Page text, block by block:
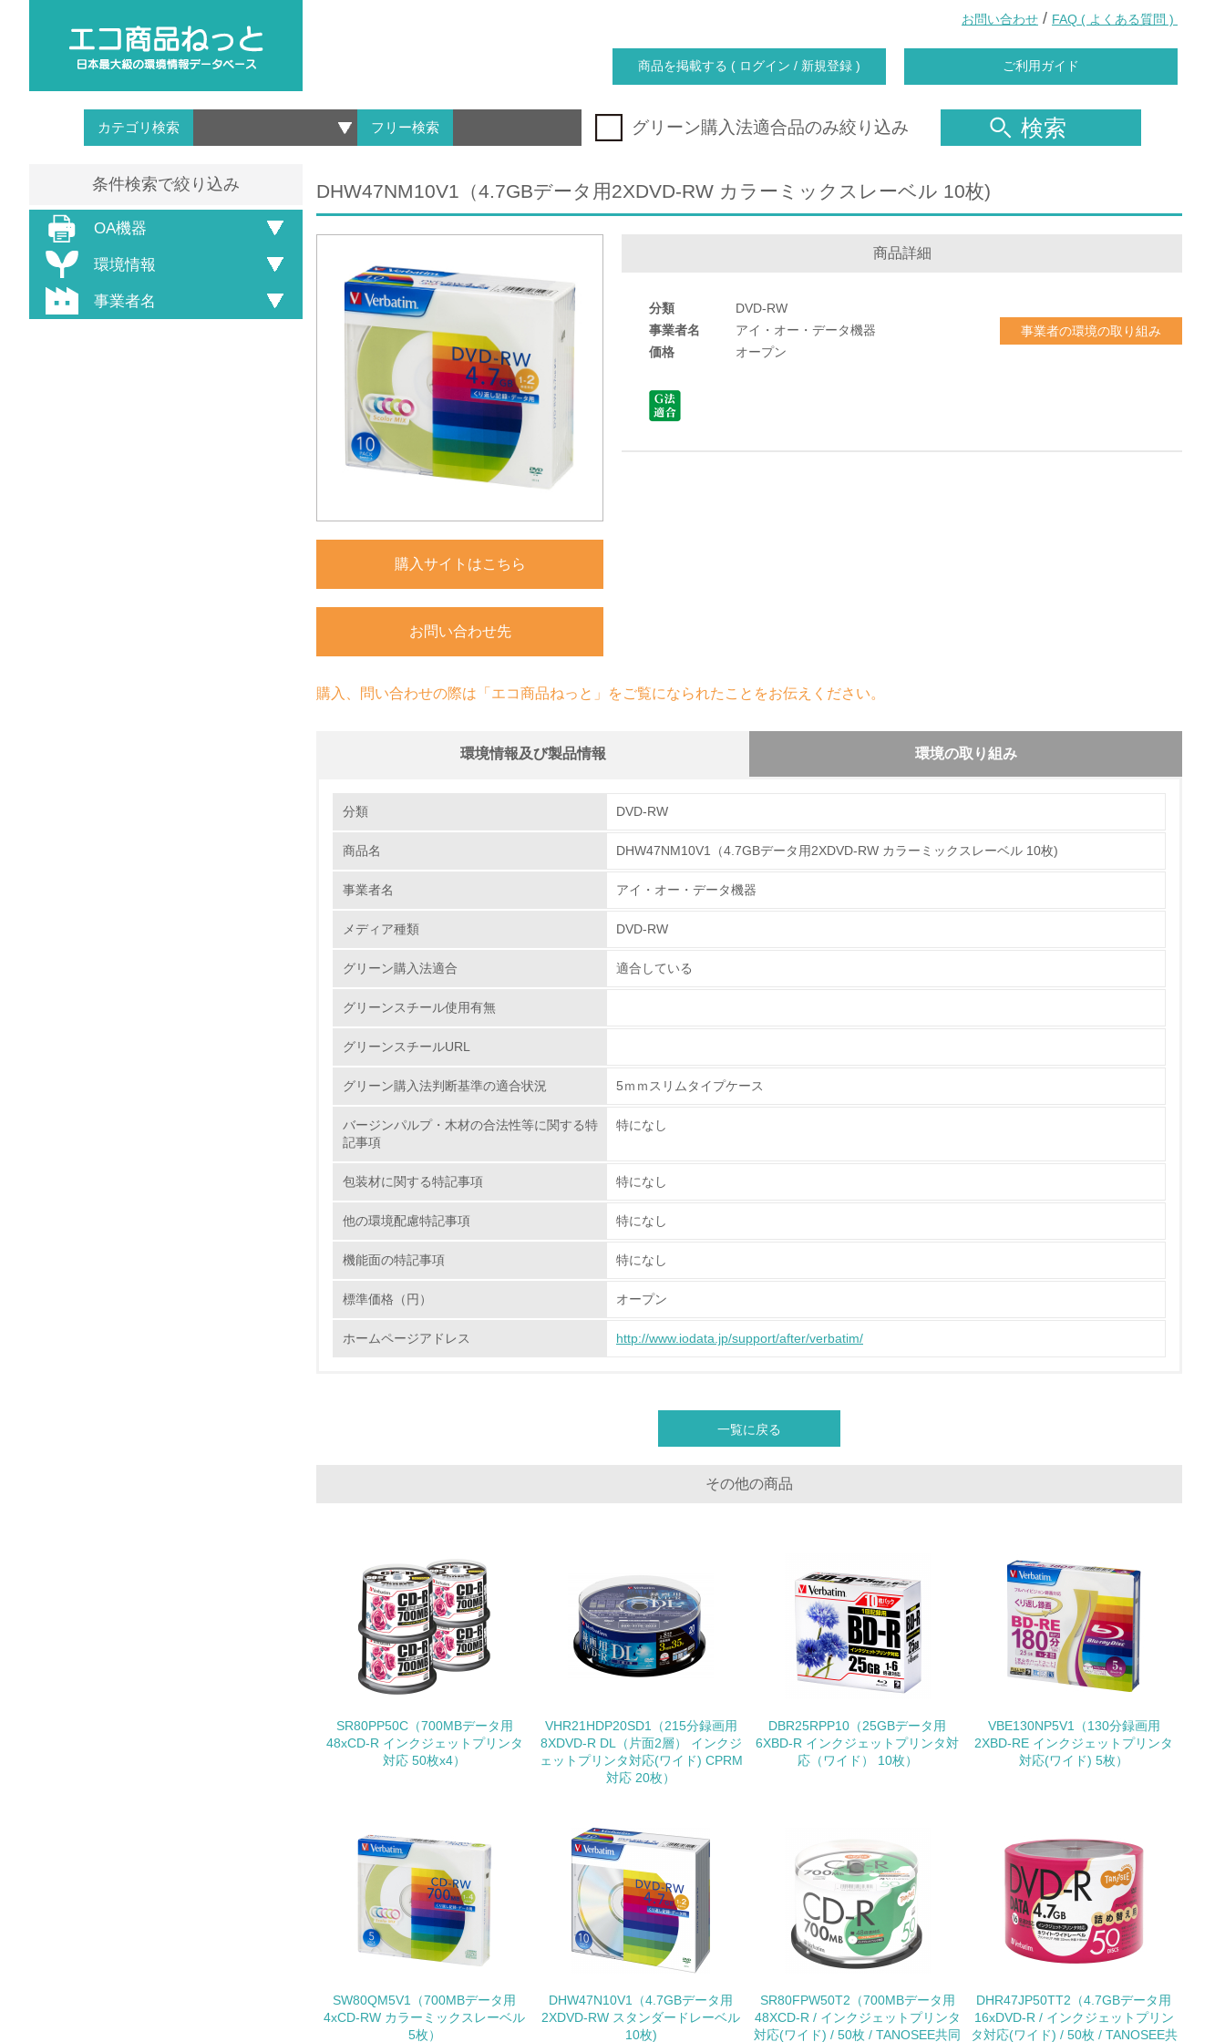
お問い合わせ / FAQ ( よくある質問 )
商品を掲載する ( ログイン / 新規登録 ) ご利用ガイド
カテゴリ検索 フリー検索 グリーン購入法適合品のみ絞り込み 検索
条件検索で絞り込み
OA機器
環境情報
事業者名
DHW47NM10V1（4.7GBデータ用2XDVD-RW カラーミックスレーベル 10枚)
購入サイトはこちら
お問い合わせ先
商品詳細
分類
DVD-RW
事業者名
アイ・オー・データ機器
価格
オープン
事業者の環境の取り組み
購入、問い合わせの際は「エコ商品ねっと」をご覧になられたことをお伝えください。
環境情報及び製品情報 環境の取り組み
1.環境取り組み体制
No. チェック項目
8. 第三者認証を取得している
チェック項目
資源・エネルギー
10. <L2> 資源とエネルギーの使用量の把握をし、具体的な削減目標や計画を立てている
環境配慮型製品・サービスの製造・販売
11. <L1> 環境配慮型製品・サービスの製造・販売を積極的に行っている
グリーン購入
14. <L2> 購入している製品・サービスの量と種類を把握し、具体的な目標や計画を立てている
非該当（包装・物流を必要とする業務を行っていない）
16. <L2> 環境負荷ができるだけ小さい物流を行っている
分類 DVD-RW
商品名 DHW47NM10V1（4.7GBデータ用2XDVD-RW カラーミックスレーベル 10枚)
事業者名 アイ・オー・データ機器
メディア種類 DVD-RW
グリーン購入法適合 適合している
グリーンスチール使用有無
グリーンスチールURL
グリーン購入法判断基準の適合状況 5ｍｍスリムタイプケース
バージンパルプ・木材の合法性等に関する特
記事項
特になし
包装材に関する特記事項 特になし
他の環境配慮特記事項 特になし
機能面の特記事項 特になし
標準価格（円） オープン
ホームページアドレス http://www.iodata.jp/support/after/verbatim/
一覧に戻る
その他の商品
SR80PP50C（700MBデータ用
48xCD-R インクジェットプリンタ
対応 50枚x4）
VHR21HDP20SD1（215分録画用
8XDVD-R DL（片面2層） インクジ
ェットプリンタ対応(ワイド) CPRM
対応 20枚）
DBR25RPP10（25GBデータ用
6XBD-R インクジェットプリンタ対
応（ワイド） 10枚）
VBE130NP5V1（130分録画用
2XBD-RE インクジェットプリンタ
対応(ワイド) 5枚）
SW80QM5V1（700MBデータ用
4xCD-RW カラーミックスレーベル
5枚）
DHW47N10V1（4.7GBデータ用
2XDVD-RW スタンダードレーベル
10枚)
SR80FPW50T2（700MBデータ用
48XCD-R / インクジェットプリンタ
対応(ワイド) / 50枚 / TANOSEE共同
DHR47JP50TT2（4.7GBデータ用
16xDVD-R / インクジェットプリン
タ対応(ワイド) / 50枚 / TANOSEE共